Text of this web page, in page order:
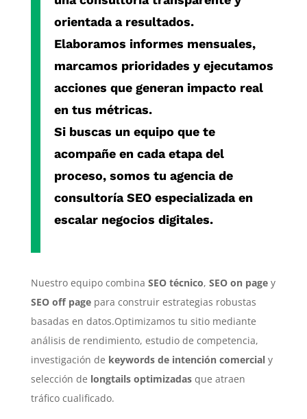
orientada a resultados.
Elaboramos informes mensuales,
marcamos prioridades y ejecutamos
acciones que generan impacto real
en tus métricas.
Si buscas un equipo que te
acompañe en cada etapa del
proceso, somos tu agencia de
consultoría SEO especializadaen
escalar negocios digitales.
Nuestro equipo combina SEO técnico, SEO on pagey
SEO off pagepara construir estrategias robustas
basadas en datos.Optimizamos tu sitio mediante
análisis de rendimiento, estudio de competencia,
investigación de keywords de intención comercialy
selección de longtails optimizadasque atraen
tráfico cualificado.